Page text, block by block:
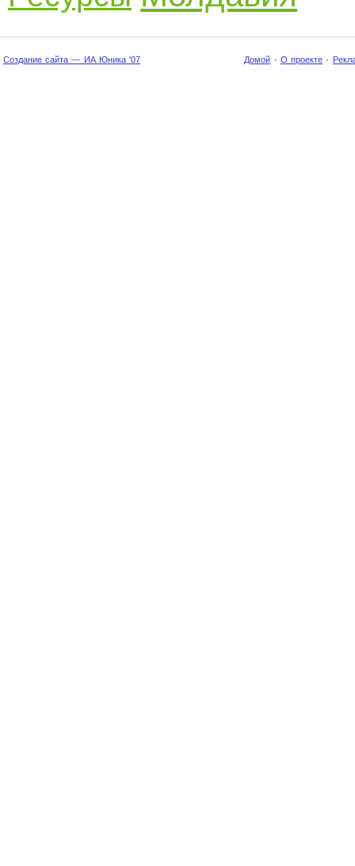
Создание сайта — ИА Юника '07 Домой · О проекте ·